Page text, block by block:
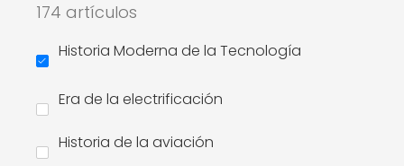
174 artículos
Historia Moderna de la Tecnología
Era de la electrificación
Historia de la aviación